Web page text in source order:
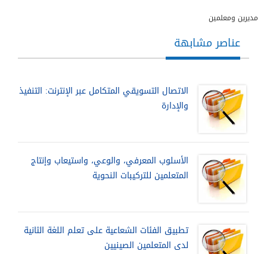
مديرين ومعلمين
عناصر مشابهة
الاتصال التسويقي المتكامل عبر الإنترنت: التنفيذ
والإدارة
الأسلوب المعرفي، والوعي، واستيعاب وإنتاج
المتعلمين للتركيبات النحوية
تطبيق الفئات الشعاعية على تعلم اللغة الثانية
لدى المتعلمين الصينيين